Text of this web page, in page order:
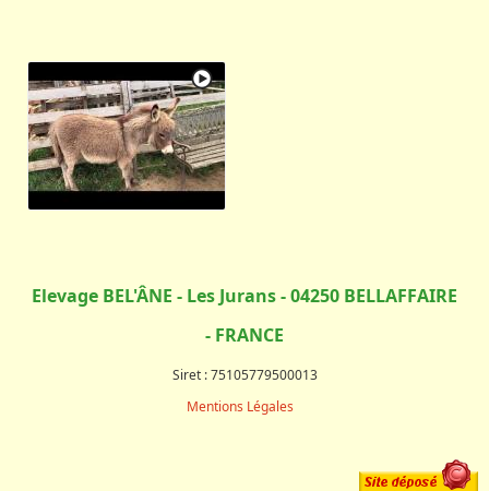
Elevage BEL'ÂNE - Les Jurans - 04250 BELLAFFAIRE
- FRANCE
Siret : 75105779500013
Mentions Légales